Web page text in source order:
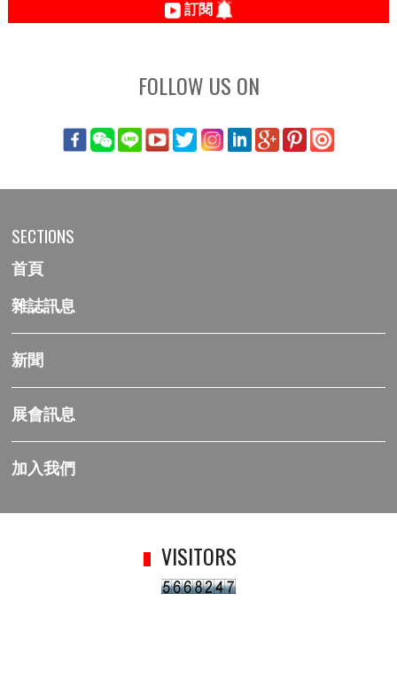
訂閱
FOLLOW US ON
SECTIONS
首頁
雜誌訊息
新聞
展會訊息
加入我們
VISITORS